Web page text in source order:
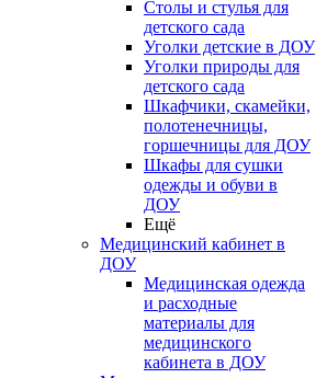
Столы и стулья для
детского сада
Уголки детские в ДОУ
Уголки природы для
детского сада
Шкафчики, скамейки,
полотенечницы,
горшечницы для ДОУ
Шкафы для сушки
одежды и обуви в
ДОУ
Ещё
Медицинский кабинет в
ДОУ
Медицинская одежда
и расходные
материалы для
медицинского
кабинета в ДОУ